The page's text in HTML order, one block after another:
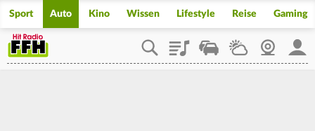
Sport Auto Kino Wissen Lifestyle Reise Gaming
PlaylistStaupilotWetterWebcam